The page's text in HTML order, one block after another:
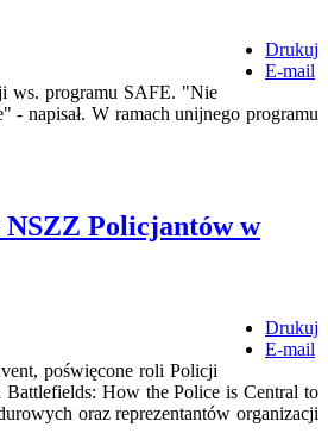
Drukuj
E-mail
ws. programu SAFE. "Nie
napisał. W ramach unijnego programu
NSZZ Policjantów w
Drukuj
E-mail
poświęcone roli Policji
Battlefields: How the Police is Central to
oraz reprezentantów organizacji